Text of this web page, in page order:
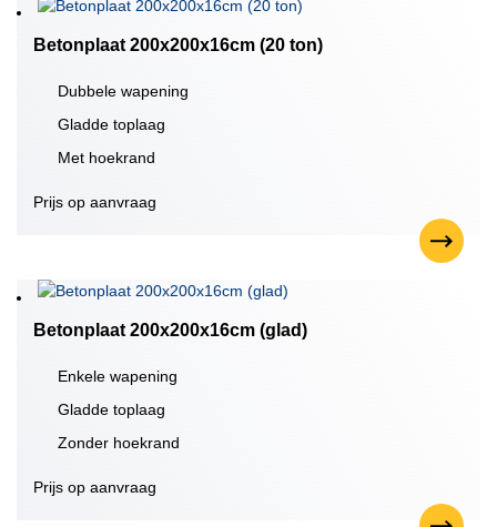
Betonplaat 200x200x16cm (20 ton)
Dubbele wapening
Gladde toplaag
Met hoekrand
Prijs op aanvraag
Betonplaat 200x200x16cm (glad)
Enkele wapening
Gladde toplaag
Zonder hoekrand
Prijs op aanvraag